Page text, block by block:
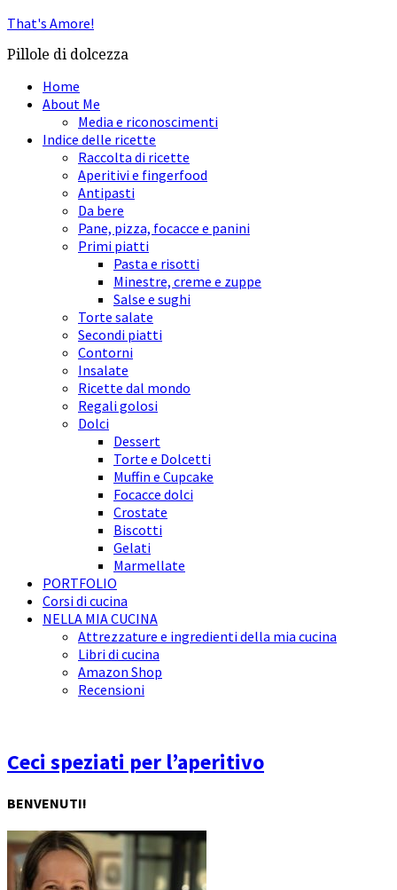
That's Amore!
Pillole di dolcezza
Home
About Me
Media e riconoscimenti
Indice delle ricette
Raccolta di ricette
Aperitivi e fingerfood
Antipasti
Da bere
Pane, pizza, focacce e panini
Primi piatti
Pasta e risotti
Minestre, creme e zuppe
Salse e sughi
Torte salate
Secondi piatti
Contorni
Insalate
Ricette dal mondo
Regali golosi
Dolci
Dessert
Torte e Dolcetti
Muffin e Cupcake
Focacce dolci
Crostate
Biscotti
Gelati
Marmellate
PORTFOLIO
Corsi di cucina
NELLA MIA CUCINA
Attrezzature e ingredienti della mia cucina
Libri di cucina
Amazon Shop
Recensioni
Ceci speziati per l’aperitivo
BENVENUTI!